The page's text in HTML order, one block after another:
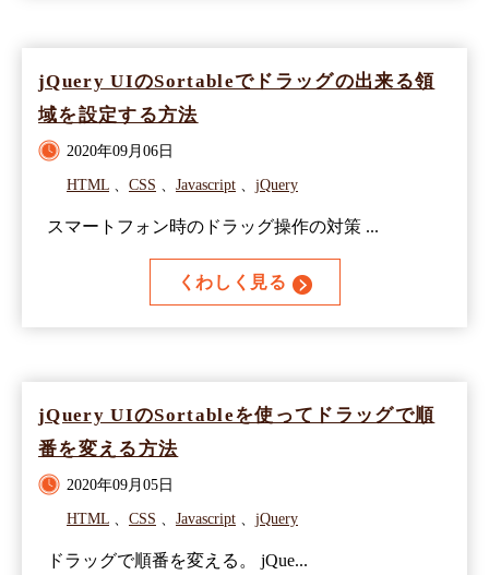
jQuery UIのSortableでドラッグの出来る領
域を設定する方法
2020年09月06日
HTML 、 CSS 、 Javascript 、 jQuery
スマートフォン時のドラッグ操作の対策 ...
くわしく見る
jQuery UIのSortableを使ってドラッグで順
番を変える方法
2020年09月05日
HTML 、 CSS 、 Javascript 、 jQuery
ドラッグで順番を変える。 jQue...